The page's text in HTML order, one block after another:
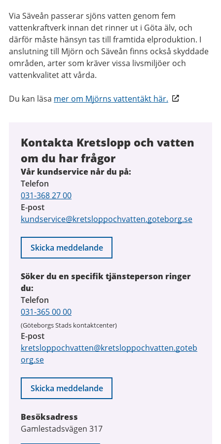
Via Säveån passerar sjöns vatten genom fem
vattenkraftverk innan det rinner ut i Göta älv, och
därför måste hänsyn tas till framtida elproduktion. I
anslutning till Mjörn och Säveån finns också skyddade
områden, arter som kräver vissa livsmiljöer och
vattenkvalitet att vårda.
Du kan läsa mer om Mjörns vattentäkt här.
Kontakta Kretslopp och vatten
om du har frågor
Vår kundservice når du på:
Telefon
031-368 27 00
E-post
kundservice@kretsloppochvatten.goteborg.se
Skicka meddelande
Söker du en specifik tjänsteperson ringer
du:
Telefon
031-365 00 00
(Göteborgs Stads kontaktcenter)
E-post
kretsloppochvatten@kretsloppochvatten.goteb
org.se
Skicka meddelande
Besöksadress
Gamlestadsvägen 317